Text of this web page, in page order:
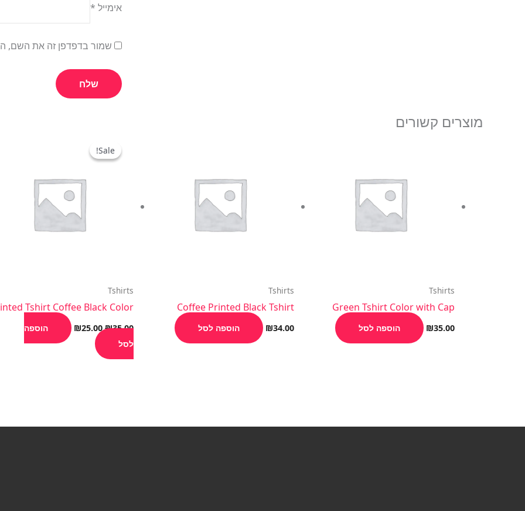
אימייל *
שמור בדפדפן זה את השם,
מוצרים קשורים
Tshirts
Green Tshirt Color with Cap
₪35.00 הוספה לסל
Tshirts
Coffee Printed Black Tshirt
₪34.00 הוספה לסל
Sale!
Sale!
Tshirts
Tshirt Coffee Black Color
₪35.00
היה:
₪35.00.
₪25.00
הוספה
לסל